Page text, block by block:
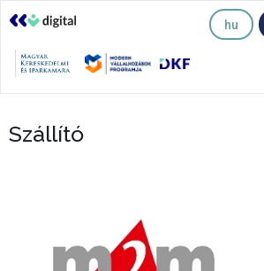
hu
Szállító